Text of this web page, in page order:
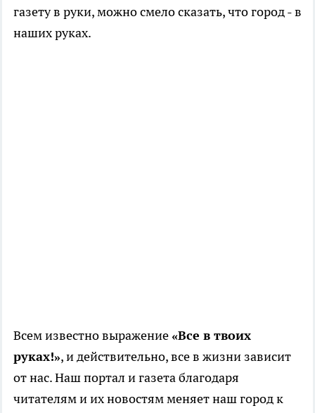
газету в руки, можно смело сказать, что город - в
наших руках.
Всем известно выражение «Все в твоих
руках!», и действительно, все в жизни зависит
от нас. Наш портал и газета благодаря
читателям и их новостям меняет наш город к